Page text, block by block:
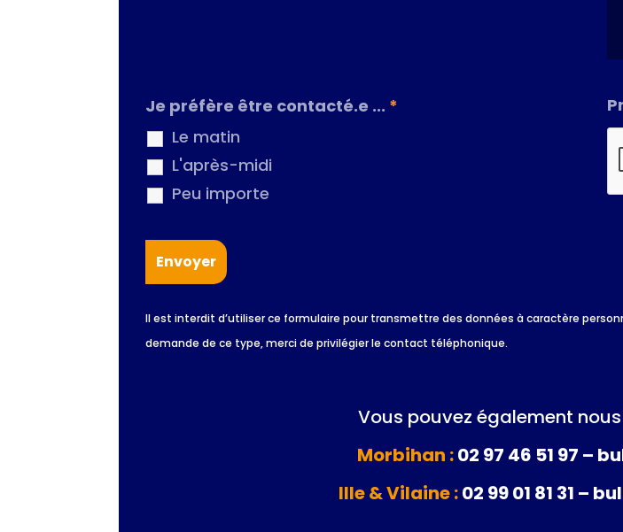
Je préfère être contacté.e ... *
Le matin
L'après-midi
Peu importe
Il est interdit d’utiliser ce formulaire pour transmettre des données à caractère
demande de ce type, merci de privilégier le contact téléphonique.
Vous pouvez également
Morbihan :02 97 46 51 97 –
Ille & Vilaine :02 99 01 81 31 –